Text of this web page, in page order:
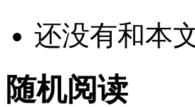
还没有和本
随机阅读